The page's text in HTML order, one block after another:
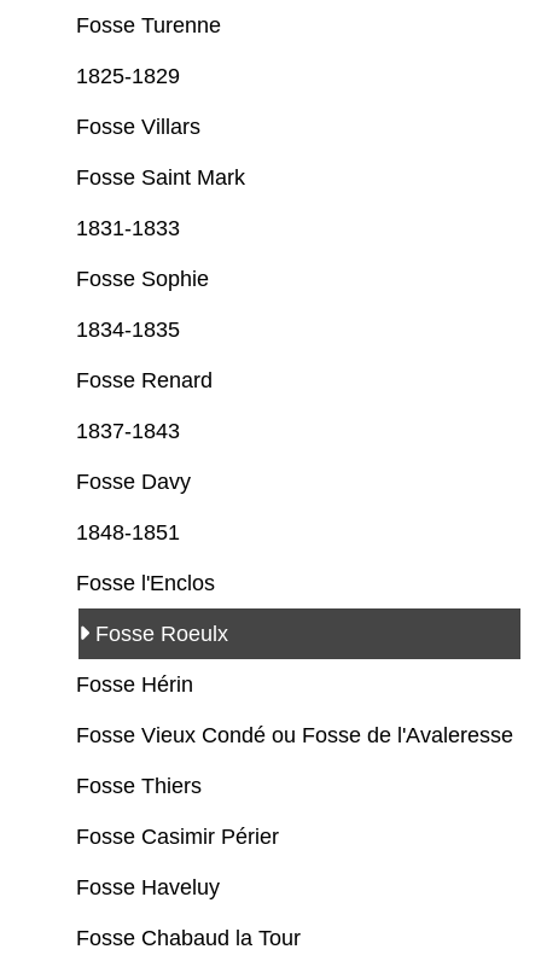
Fosse Turenne
1825-1829
Fosse Villars
Fosse Saint Mark
1831-1833
Fosse Sophie
1834-1835
Fosse Renard
1837-1843
Fosse Davy
1848-1851
Fosse l'Enclos
Fosse Roeulx
Fosse Hérin
Fosse Vieux Condé ou Fosse de l'Avaleresse
Fosse Thiers
Fosse Casimir Périer
Fosse Haveluy
Fosse Chabaud la Tour